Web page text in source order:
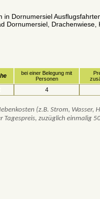
Dornumersiel
Dornumersiel,
bei einer Belegung mit
Personen
4
(z.B. Strom,
zuzüglich einmalig